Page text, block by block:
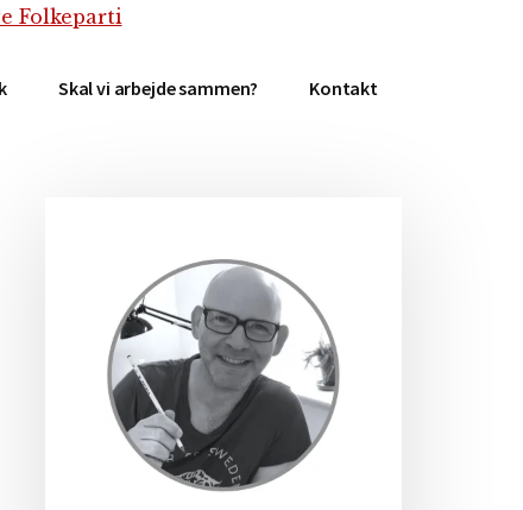
Skal vi arbejde sammen? Kontakt
Primær
Sidebar